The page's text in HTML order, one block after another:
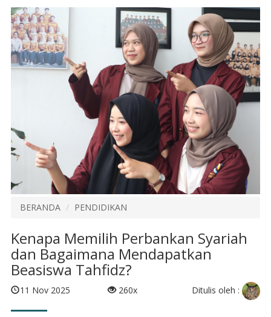
BERANDA PENDIDIKAN
Kenapa Memilih Perbankan Syariah
dan Bagaimana Mendapatkan
Beasiswa Tahfidz?
11 Nov 2025 260x Ditulis oleh :